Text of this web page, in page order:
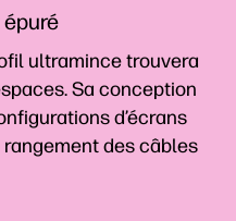
ultramince trouvera
Sa conception
d’écrans
des câbles